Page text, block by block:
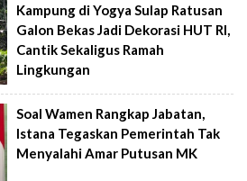
Kampung di Yogya Sulap Ratusan
Galon Bekas Jadi Dekorasi HUT RI,
Cantik Sekaligus Ramah
Lingkungan
Soal Wamen Rangkap Jabatan,
Istana Tegaskan Pemerintah Tak
Menyalahi Amar Putusan MK